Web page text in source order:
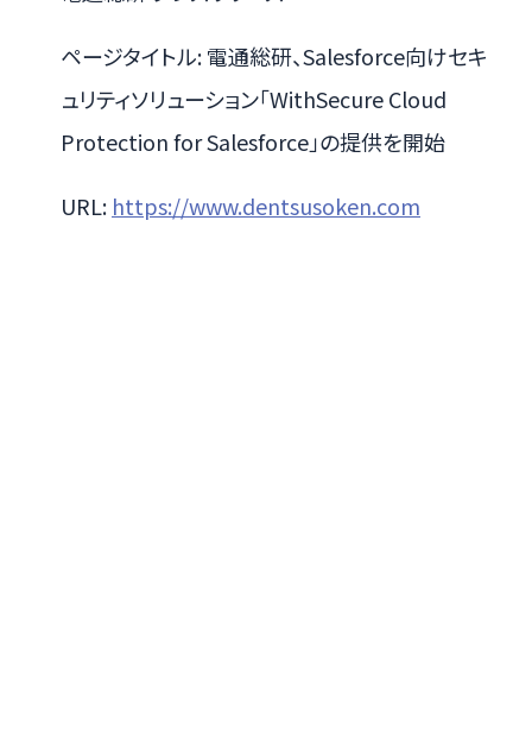
ページタイトル: 電通総研、Salesforce向けセキ
ュリティソリューション「WithSecure Cloud
Protection for Salesforce」の提供を開始
URL: https://www.dentsusoken.com